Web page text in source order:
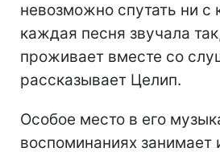
невозможно спутать ни с
каждая песня звучала
проживает вместе со
рассказывает Целип.
Особое место в его
воспоминаниях занимает